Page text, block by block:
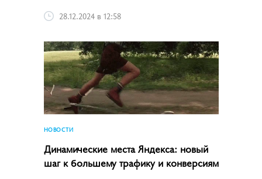
28.12.2024 в 12:58
НОВОСТИ
Динамические места Яндекса: новый
шаг к большему трафику и конверсиям